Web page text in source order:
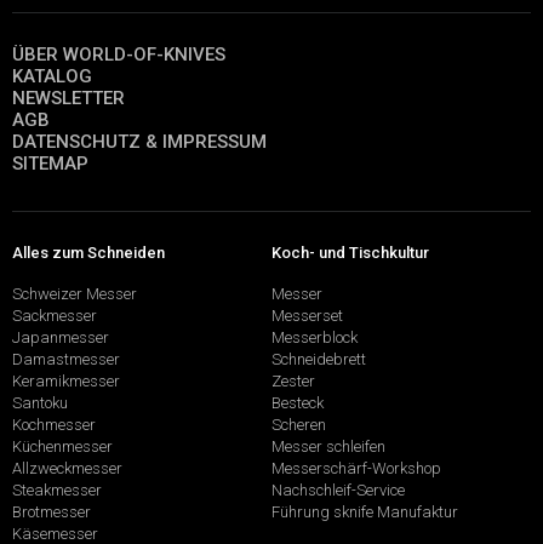
ÜBER WORLD-OF-KNIVES
KATALOG
NEWSLETTER
AGB
DATENSCHUTZ & IMPRESSUM
SITEMAP
Alles zum Schneiden
Schweizer Messer
Sackmesser
Japanmesser
Damastmesser
Keramikmesser
Santoku
Kochmesser
Küchenmesser
Allzweckmesser
Steakmesser
Brotmesser
Käsemesser
Koch- und Tischkultur
Messer
Messerset
Messerblock
Schneidebrett
Zester
Besteck
Scheren
Messer schleifen
Messerschärf-Workshop
Nachschleif-Service
Führung sknife Manufaktur